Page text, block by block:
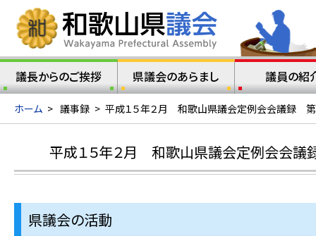
議長からのご挨拶 県議会のあらまし 議員の紹
ホーム > 議事録 > 平成１５年２月 和歌山県議会定例会会議録 第
平成１５年２月 和歌山県議会定例会会議
県議会の活動